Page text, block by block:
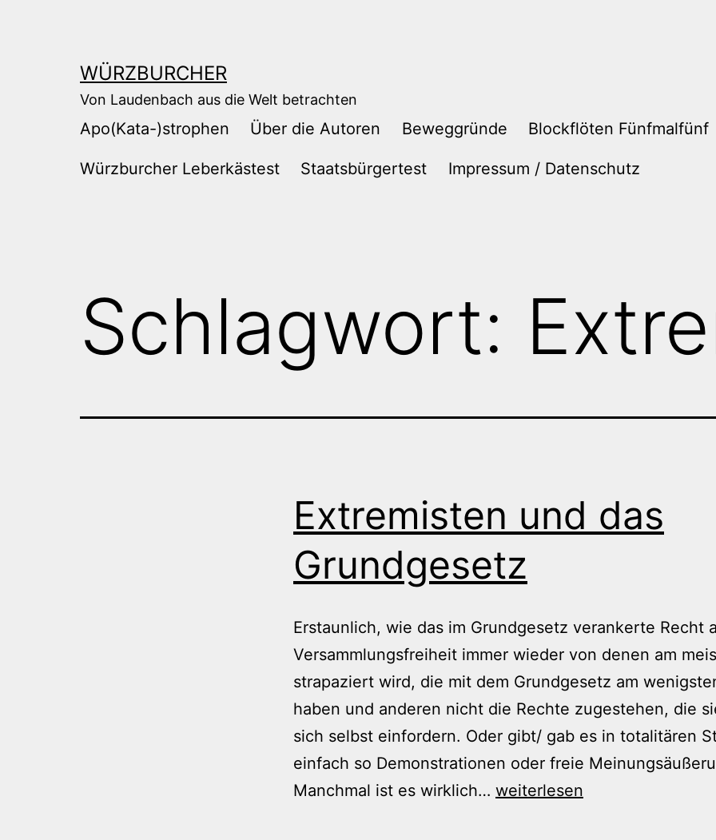
WÜRZBURCHER
Von Laudenbach aus die Welt betrachten
Apo(Kata-)strophen Über die Autoren Beweggründe Blockflöten Fünfmalfünf
Würzburcher Leberkästest Staatsbürgertest Impressum / Datenschutz
Schlagwort:
Extremisten und das
Grundgesetz
Erstaunlich, wie das im Grundgesetz verankerte Recht
Versammlungsfreiheit immer wieder von denen am
strapaziert wird, die mit dem Grundgesetz am
haben und anderen nicht die Rechte zugestehen, die
sich selbst einfordern. Oder gibt/ gab es in totalitären
einfach so Demonstrationen oder freie
Manchmal ist es wirklich… Extremisten
weiterlesen